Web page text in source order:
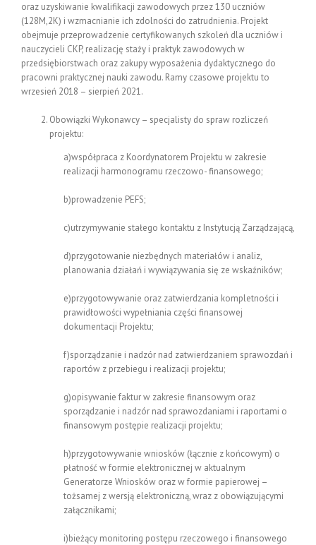
oraz uzyskiwanie kwalifikacji zawodowych przez 130 uczniów
(128M,2K) i wzmacnianie ich zdolności do zatrudnienia. Projekt
obejmuje przeprowadzenie certyfikowanych szkoleń dla uczniów i
nauczycieli CKP, realizację staży i praktyk zawodowych w
przedsiębiorstwach oraz zakupy wyposażenia dydaktycznego do
pracowni praktycznej nauki zawodu. Ramy czasowe projektu to
wrzesień 2018 – sierpień 2021.
Obowiązki Wykonawcy – specjalisty do spraw rozliczeń
projektu:
a)współpraca z Koordynatorem Projektu w zakresie
realizacji harmonogramu rzeczowo- finansowego;
b)prowadzenie PEFS;
c)utrzymywanie stałego kontaktu z Instytucją Zarządzającą,
d)przygotowanie niezbędnych materiałów i analiz,
planowania działań i wywiązywania się ze wskaźników;
e)przygotowywanie oraz zatwierdzania kompletności i
prawidłowości wypełniania części finansowej
dokumentacji Projektu;
f)sporządzanie i nadzór nad zatwierdzaniem sprawozdań i
raportów z przebiegu i realizacji projektu;
g)opisywanie faktur w zakresie finansowym oraz
sporządzanie i nadzór nad sprawozdaniami i raportami o
finansowym postępie realizacji projektu;
h)przygotowywanie wniosków (łącznie z końcowym) o
płatność w formie elektronicznej w aktualnym
Generatorze Wniosków oraz w formie papierowej –
tożsamej z wersją elektroniczną, wraz z obowiązującymi
załącznikami;
i)bieżący monitoring postępu rzeczowego i finansowego